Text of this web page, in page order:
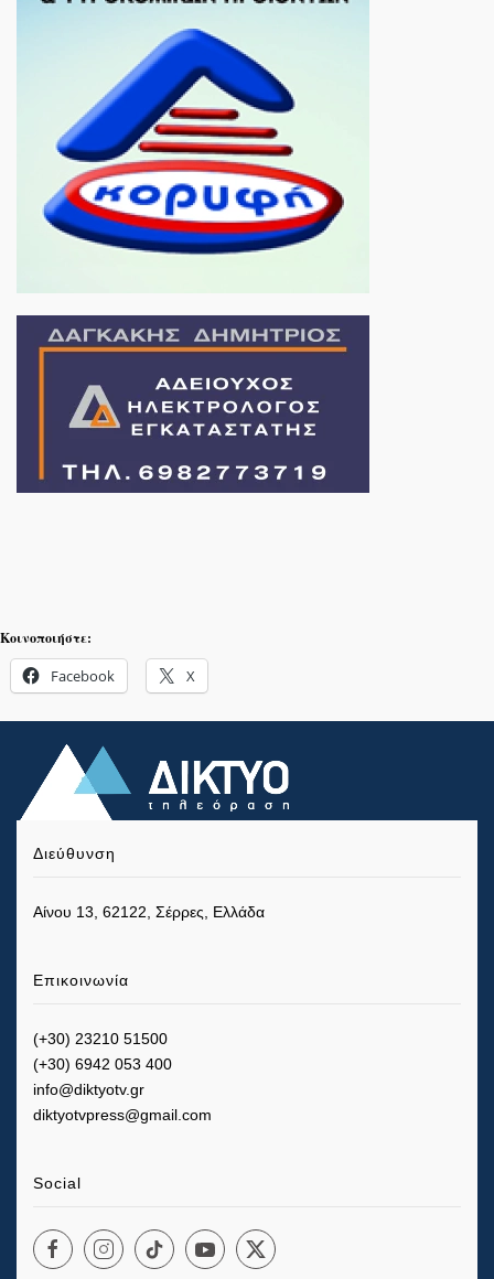
Κοινοποιήστε:
Facebook X
Διεύθυνση
Αίνου 13, 62122, Σέρρες, Ελλάδα
Επικοινωνία
(+30) 23210 51500
(+30) 6942 053 400
info@diktyotv.gr
diktyotvpress@gmail.com
Social